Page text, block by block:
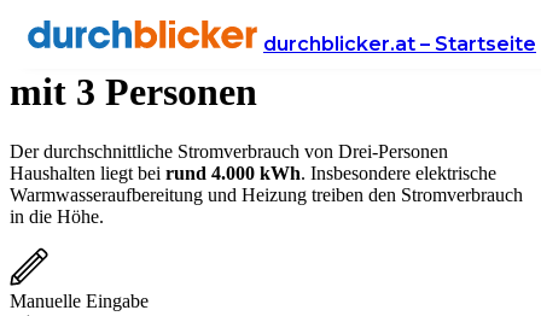
durchblicker.at – Startseite
Stromverbrauch in Haushalten
mit 3 Personen
Der durchschnittliche Stromverbrauch von Drei-Personen
Haushalten liegt bei rund 4.000 kWh. Insbesondere elektrische
Warmwasseraufbereitung und Heizung treiben den Stromverbrauch
in die Höhe.
Manuelle Eingabe